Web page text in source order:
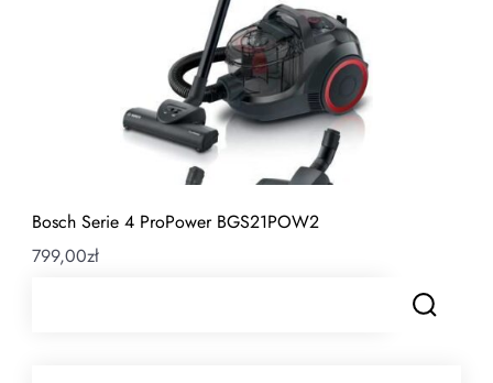
Bosch Serie 4 ProPower BGS21POW2
799,00zł